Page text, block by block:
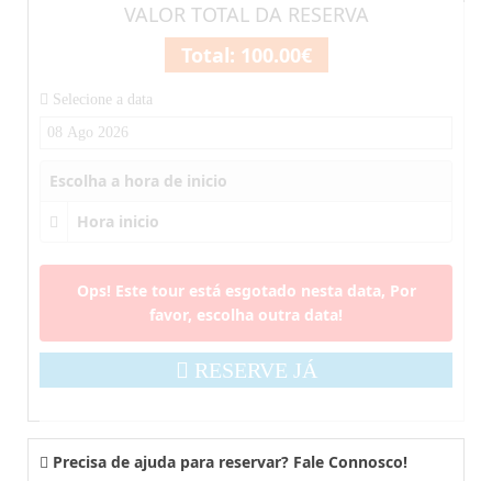
VALOR TOTAL DA RESERVA
Total: 100.00€
Selecione a data
Escolha a hora de inicio
Hora inicio
Ops! Este tour está esgotado nesta data, Por
favor, escolha outra data!
RESERVE JÁ
Precisa de ajuda para reservar? Fale Connosco!